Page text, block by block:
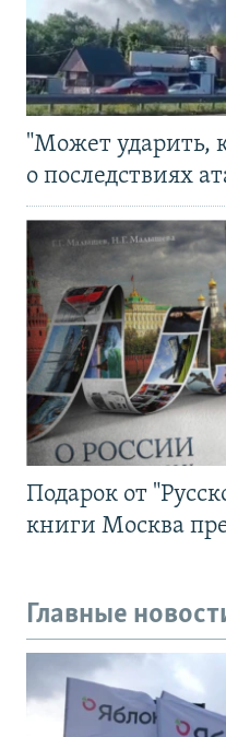
"Может ударить,
о последствиях
Подарок от
книги Москва
Главные